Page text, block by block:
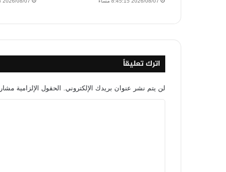
اترك تعليقاً
لن يتم نشر عنوان بريدك الإلكتروني. الحقول الإلزامية مشار